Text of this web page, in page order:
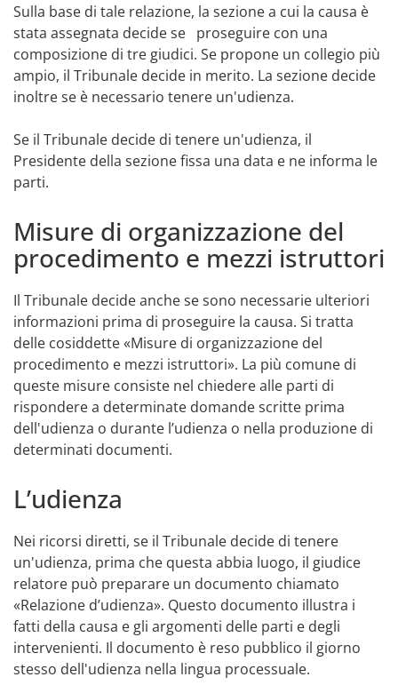
Sulla base di tale relazione, la sezione a cui la causa è
stata assegnata decide se proseguire con una
composizione di tre giudici. Se propone un collegio più
ampio, il Tribunale decide in merito. La sezione decide
inoltre se è necessario tenere un'udienza.
Se il Tribunale decide di tenere un'udienza, il
Presidente della sezione fissa una data e ne informa le
parti.
Misure di organizzazione del
procedimento e mezzi istruttori
Il Tribunale decide anche se sono necessarie ulteriori
informazioni prima di proseguire la causa. Si tratta
delle cosiddette «Misure di organizzazione del
procedimento e mezzi istruttori». La più comune di
queste misure consiste nel chiedere alle parti di
rispondere a determinate domande scritte prima
dell'udienza o durante l’udienza o nella produzione di
determinati documenti.
L’udienza
Nei ricorsi diretti, se il Tribunale decide di tenere
un'udienza, prima che questa abbia luogo, il giudice
relatore può preparare un documento chiamato
«Relazione d’udienza». Questo documento illustra i
fatti della causa e gli argomenti delle parti e degli
intervenienti. Il documento è reso pubblico il giorno
stesso dell'udienza nella lingua processuale.